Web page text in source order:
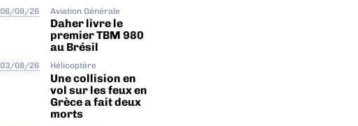
06/08/26 Aviation Générale
Daher livre le
premier TBM 980
au Brésil
03/08/26 Hélicoptère
Une collision en
vol sur les feux en
Grèce a fait deux
morts